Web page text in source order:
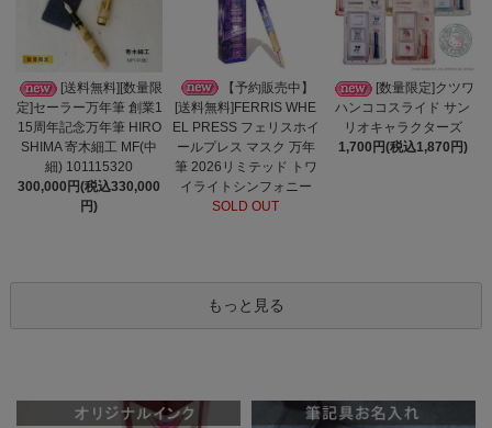
[送料無料][数量限
定]セーラー万年筆 創業1
15周年記念万年筆 HIRO
SHIMA 寄木細工 MF(中
細) 101115320
300,000円(税込330,000
円)
【予約販売中】
[送料無料]FERRIS WHE
EL PRESS フェリスホイ
ールプレス マスク 万年
筆 2026リミテッド トワ
イライトシンフォニー
SOLD OUT
[数量限定]クツワ
ハンココスライド サン
リオキャラクターズ
1,700円(税込1,870円)
もっと見る